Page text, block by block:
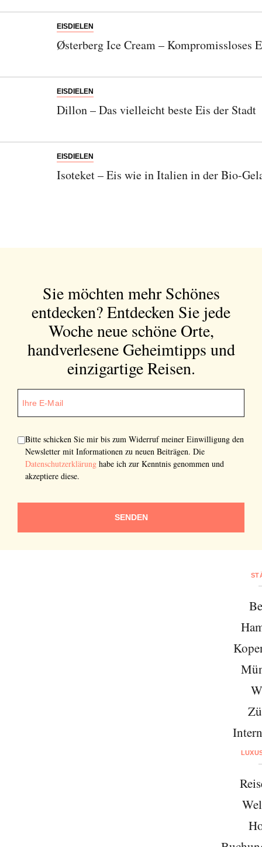
EISDIELEN
Østerberg Ice Cream – Kompromissloses
EISDIELEN
Dillon – Das vielleicht beste Eis der Stadt
EISDIELEN
Isoteket – Eis wie in Italien in der Bio-
Sie möchten mehr Schönes
entdecken?Entdecken Sie jede
Woche neue schöne Orte,
handverlesene Geheimtipps und
einzigartige Reisen.
Bitte schicken Sie mir bis zum Widerruf meiner Einwilligung den
Newsletter mit Informationen zu neuen Beiträgen. Die
Datenschutzerklärung habe ich zur Kenntnis genommen und
akzeptiere diese.
SENDEN